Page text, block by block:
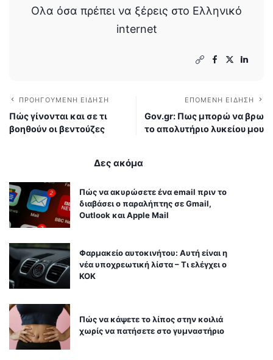
Ολα όσα πρέπει να ξέρεις στο Ελληνικό
internet
ΠΡΟΗΓΟΎΜΕΝΗ ΕΊΔΗΣΗ
Πώς γίνονται και σε τι
βοηθούν οι βεντούζες
ΕΠΌΜΕΝΗ ΕΊΔΗΣΗ
Gov.gr: Πως μπορώ να βρω
το απολυτήριο λυκείου μου
Δες ακόμα
Πώς να ακυρώσετε ένα email πριν το
διαβάσει ο παραλήπτης σε Gmail,
Outlook και Apple Mail
Φαρμακείο αυτοκινήτου: Αυτή είναι η
νέα υποχρεωτική λίστα – Τι ελέγχει ο
ΚΟΚ
Πώς να κάψετε το λίπος στην κοιλιά
χωρίς να πατήσετε στο γυμναστήριο